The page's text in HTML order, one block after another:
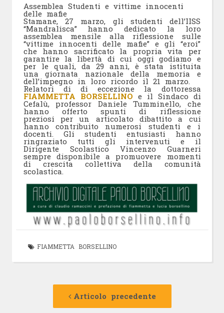
Assemblea Studenti e vittime innocenti
delle mafie
Stamane, 27 marzo, gli studenti dell’IISS
“Mandralisca” hanno dedicato la loro
assemblea mensile alla riflessione sulle
“vittime innocenti delle mafie” e gli “eroi”
che hanno sacrificato la propria vita per
garantire la libertà di cui oggi godiamo e
per le quali, da 29 anni, è stata istituita
una giornata nazionale della memoria e
dell’impegno in loro ricordo il 21 marzo.
Relatori di di eccezione la dottoressa
FIAMMETTA BORSELLINO e il Sindaco di
Cefalù, professor Daniele Tumminello, che
hanno offerto spunti di riflessione
preziosi per un articolato dibattito a cui
hanno contribuito numerosi studenti e i
docenti. Gli studenti entusiasti hanno
ringraziato tutti gli intervenuti e il
Dirigente Scolastico Vincenzo Guarneri
sempre disponibile a promuovere momenti
di crescita collettiva della comunità
scolastica.
FIAMMETTA BORSELLINO
Navigazione
Articolo precedente
Articolo